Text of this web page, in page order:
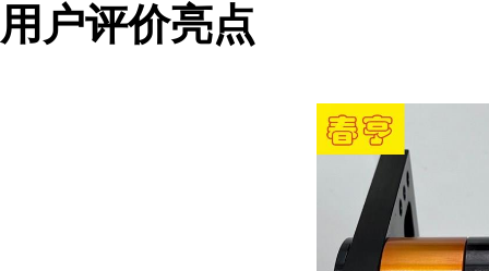
用户评价亮点